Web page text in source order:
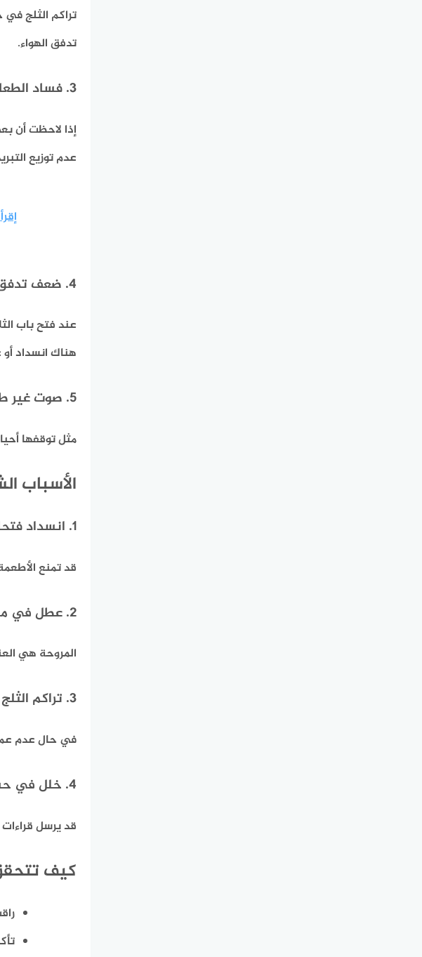
تراكم الثلج
تدفق الهواء.
3. فساد الطعام في مناطق معينة
إذا لاحظت أن
عدم توزيع
4. ضعف تدفق الهواء من الفتحات
عند فتح باب
هناك انسداد
5. صوت غير طبيعي للمروحة
مثل توقفها
الأسباب
1. انسداد فتحات التهوية
قد تمنع
2. عطل في مروحة التوزيع
المروحة هي
3. تراكم الثلج على المبخر
في حال عدم
4. خلل في حساس الحرارة
قد يرسل
كيف